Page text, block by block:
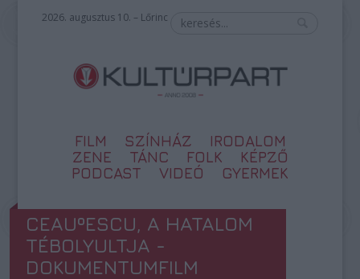
2026. augusztus 10. – Lőrinc
FILM SZÍNHÁZ
IRODALOM
ZENE
TÁNC FOLK
KÉPZŐ
PODCAST
VIDEÓ GYERMEK
CEAUºESCU, A HATALOM
TÉBOLYULTJA -
DOKUMENTUMFILM